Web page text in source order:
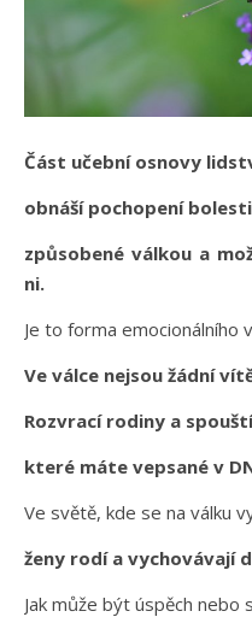
Část učební osnovy
obnáší pochopení
způsobené válkou a
ni.
Je to forma emocionálního
Ve válce nejsou žádní
Rozvrací rodiny a
které máte vepsané v
Ve světě, kde se na válku
ženy rodí a vychovávají
Jak může být úspěch